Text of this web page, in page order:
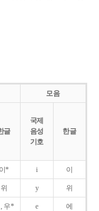
모음
글
국제
음성
기호
한글
이* i 이
위 y 위
우* e 에